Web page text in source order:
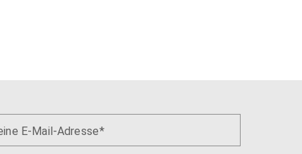
E-Mail-Adresse